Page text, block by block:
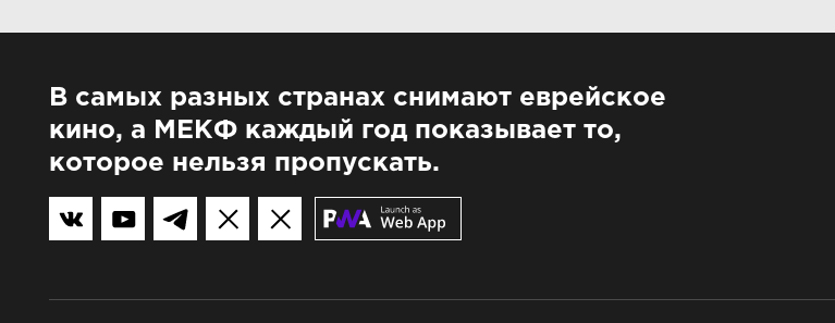
В самых разных странах снимают еврейское
кино, а МЕКФ каждый год показывает то,
которое нельзя пропускать.